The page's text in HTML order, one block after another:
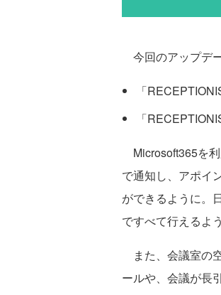
今回のアップデ
「
「
Microsoft365を
で通知し、アポイ
ができるように。
ですべて行えるよ
また、会議室の
ールや、会議が長